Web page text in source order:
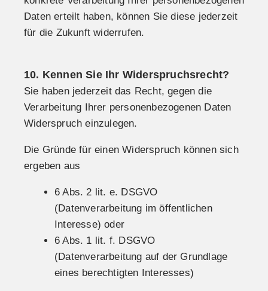
Daten erteilt haben, können Sie diese jederzeit
für die Zukunft widerrufen.
10. Kennen Sie Ihr Widerspruchsrecht?
Sie haben jederzeit das Recht, gegen die
Verarbeitung Ihrer personenbezogenen Daten
Widerspruch einzulegen.
Die Gründe für einen Widerspruch können sich
ergeben aus
6 Abs. 2 lit. e. DSGVO
(Datenverarbeitung im öffentlichen
Interesse) oder
6 Abs. 1 lit. f. DSGVO
(Datenverarbeitung auf der Grundlage
eines berechtigten Interesses)